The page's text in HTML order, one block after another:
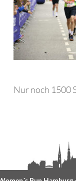
Nur noch 1500